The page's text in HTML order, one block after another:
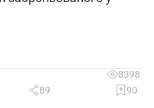
8398
89 90